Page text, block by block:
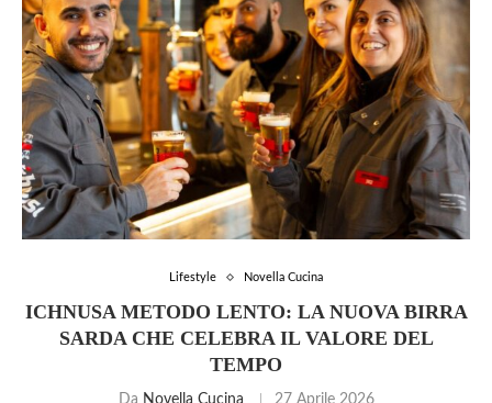
Lifestyle Novella Cucina
ICHNUSA METODO LENTO: LA NUOVA BIRRA
SARDA CHE CELEBRA IL VALORE DEL
TEMPO
Da Novella Cucina 27 Aprile 2026